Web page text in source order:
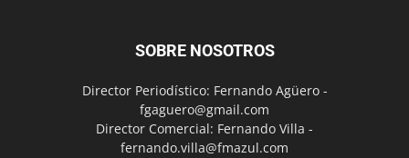
SOBRE NOSOTROS
Director Periodístico: Fernando Agüero -
fgaguero@gmail.com
Director Comercial: Fernando Villa -
fernando.villa@fmazul.com